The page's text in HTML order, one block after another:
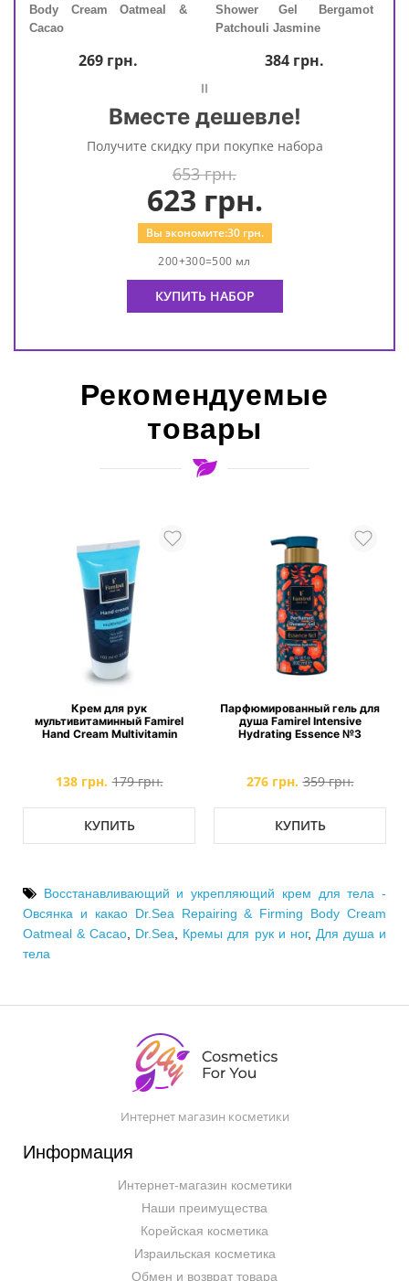
Body Cream Oatmeal &
Cacao
269грн.
Shower Gel Bergamot
Patchouli Jasmine
384грн.
Вместе дешевле!
Получите скидку при покупке набора
653 грн.
623 грн.
Вы экономите:30грн.
200+300=500 мл
КУПИТЬ НАБОР
Рекомендуемые
товары
Крем для рук
мультивитаминный Famirel
Hand Cream Multivitamin
138 грн. 179 грн.
КУПИТЬ
Парфюмированный гель для
душа Famirel Intensive
Hydrating Essence №3
276 грн. 359 грн.
КУПИТЬ
Восстанавливающий и укрепляющий крем для тела -
Овсянка и какао Dr.Sea Repairing & Firming Body Cream
Oatmeal & Cacao
Dr.Sea Кремы для рук и ног, Для душа и
тела
Интернет магазин косметики
Информация
Интернет-магазин косметики
Наши преимущества
Корейская косметика
Израильская косметика
Обмен и возврат товара